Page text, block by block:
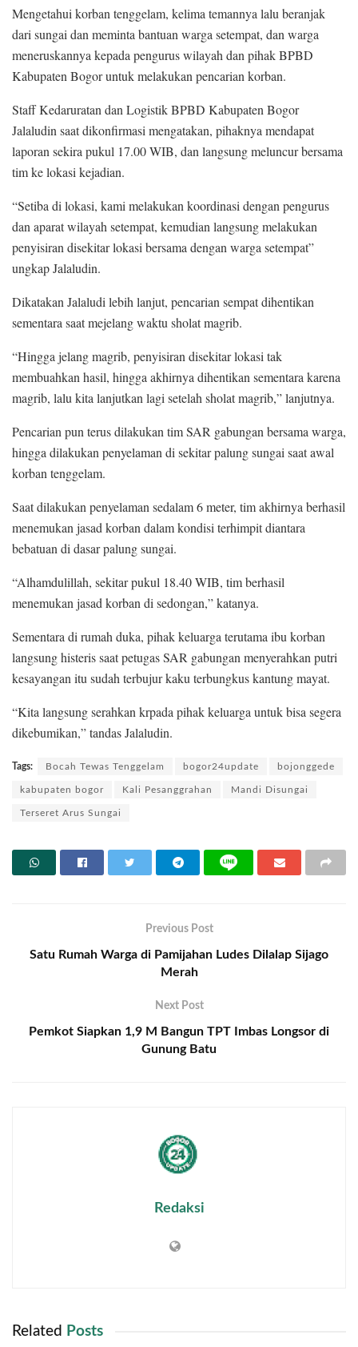
Mengetahui korban tenggelam, kelima temannya lalu beranjak
dari sungai dan meminta bantuan warga setempat, dan warga
meneruskannya kepada pengurus wilayah dan pihak BPBD
Kabupaten Bogor untuk melakukan pencarian korban.
Staff Kedaruratan dan Logistik BPBD Kabupaten Bogor
Jalaludin saat dikonfirmasi mengatakan, pihaknya mendapat
laporan sekira pukul 17.00 WIB, dan langsung meluncur bersama
tim ke lokasi kejadian.
“Setiba di lokasi, kami melakukan koordinasi dengan pengurus
dan aparat wilayah setempat, kemudian langsung melakukan
penyisiran disekitar lokasi bersama dengan warga setempat”
ungkap Jalaludin.
Dikatakan Jalaludi lebih lanjut, pencarian sempat dihentikan
sementara saat mejelang waktu sholat magrib.
“Hingga jelang magrib, penyisiran disekitar lokasi tak
membuahkan hasil, hingga akhirnya dihentikan sementara karena
magrib, lalu kita lanjutkan lagi setelah sholat magrib,” lanjutnya.
Pencarian pun terus dilakukan tim SAR gabungan bersama warga,
hingga dilakukan penyelaman di sekitar palung sungai saat awal
korban tenggelam.
Saat dilakukan penyelaman sedalam 6 meter, tim akhirnya berhasil
menemukan jasad korban dalam kondisi terhimpit diantara
bebatuan di dasar palung sungai.
“Alhamdulillah, sekitar pukul 18.40 WIB, tim berhasil
menemukan jasad korban di sedongan,” katanya.
Sementara di rumah duka, pihak keluarga terutama ibu korban
langsung histeris saat petugas SAR gabungan menyerahkan putri
kesayangan itu sudah terbujur kaku terbungkus kantung mayat.
“Kita langsung serahkan krpada pihak keluarga untuk bisa segera
dikebumikan,” tandas Jalaludin.
Tags: Bocah Tewas Tenggelam bogor24update bojonggede
kabupaten bogor Kali Pesanggrahan Mandi Disungai
Terseret Arus Sungai
Previous Post
Satu Rumah Warga di Pamijahan Ludes Dilalap Sijago
Merah
Next Post
Pemkot Siapkan 1,9 M Bangun TPT Imbas Longsor di
Gunung Batu
Redaksi
Related Posts